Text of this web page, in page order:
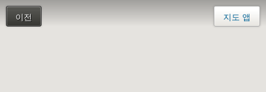
이전 지도 앱